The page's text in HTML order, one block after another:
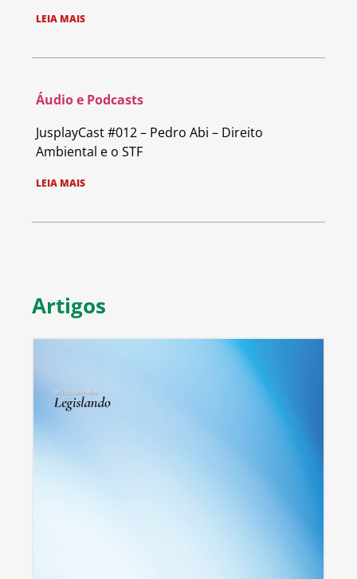
LEIA MAIS
Áudio e Podcasts
JusplayCast #012 – Pedro Abi – Direito
Ambiental e o STF
LEIA MAIS
Artigos